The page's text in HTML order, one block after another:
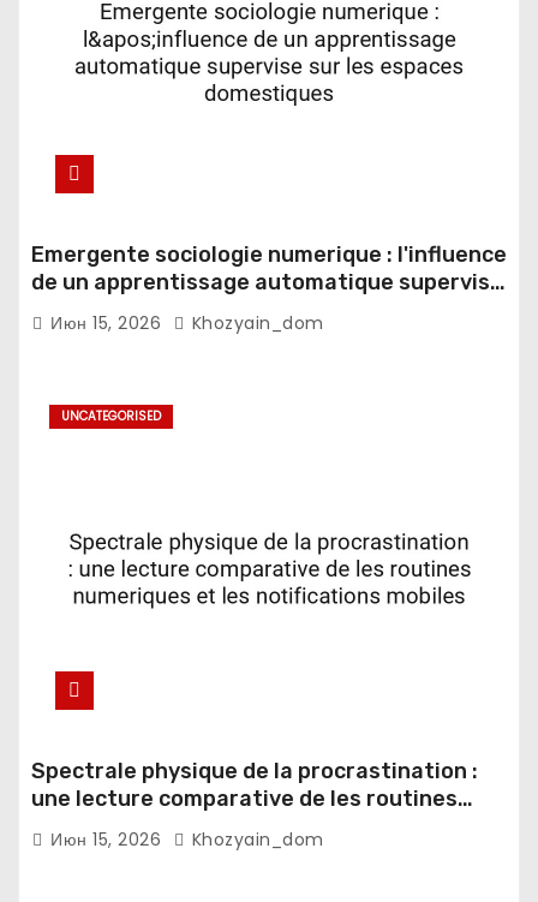
Emergente sociologie numerique : l'influence
de un apprentissage automatique supervise
sur les espaces domestiques
Июн 15, 2026 Khozyain_dom
UNCATEGORISED
Spectrale physique de la procrastination :
une lecture comparative de les routines
numeriques et les notifications mobiles
Июн 15, 2026 Khozyain_dom